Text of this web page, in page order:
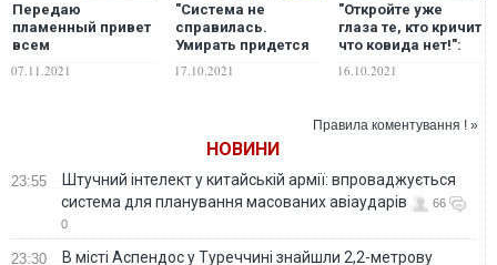
Передаю
пламенный привет
всем
медработникам,
благодаря которым
07.11.2021
"Система не
справилась.
Умирать придется
дома. Добро
пожаловать в ад..."
17.10.2021
"Откройте уже
глаза те, кто кричит
что ковида нет!":
волонтер сообщила
о
коронавирусом в
16.10.2021
Правила коментування ! »
НОВИНИ
23:55
Штучний інтелект у китайській армії: впроваджується
система для планування масованих авіаударів
66
0
23:30
В місті Аспендос у Туреччині знайшли 2,2-метрову